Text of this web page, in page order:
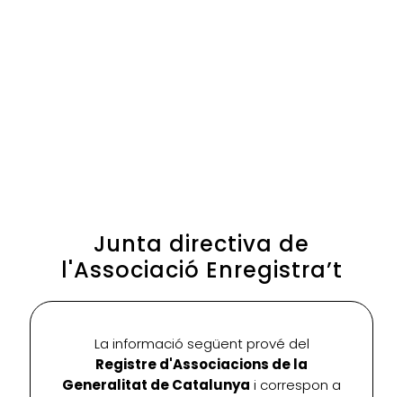
Junta directiva de
l'Associació Enregistra’t
La informació següent prové del
Registre d'Associacions de la
Generalitat de Catalunya i correspon a